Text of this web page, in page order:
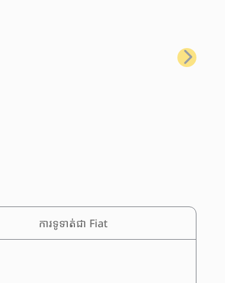
បន្ទាប់
ការទូទាត់ជា Fiat